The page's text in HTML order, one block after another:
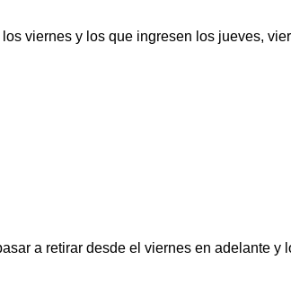
viernes y los que ingresen los jueves,
a retirar desde el viernes en adelante